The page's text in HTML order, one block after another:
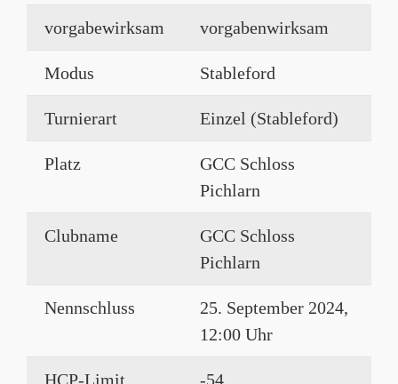
vorgabewirksam vorgabenwirksam
Modus Stableford
Turnierart Einzel (Stableford)
Platz
GCC Schloss
Pichlarn
Clubname
GCC Schloss
Pichlarn
Nennschluss
25. September 2024,
12:00 Uhr
HCP-Limit -54